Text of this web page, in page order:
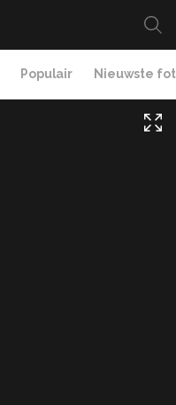
Populair Nieuwste